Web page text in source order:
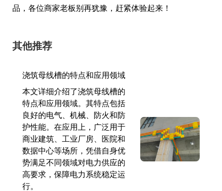
品，各位商家老板别再犹豫，赶紧体验起来！
其他推荐
浇筑母线槽的特点和应用领域
本文详细介绍了浇筑母线槽的
特点和应用领域。其特点包括
良好的电气、机械、防火和防
护性能。在应用上，广泛用于
商业建筑、工业厂房、医院和
数据中心等场所，凭借自身优
势满足不同领域对电力供应的
高要求，保障电力系统稳定运
行。